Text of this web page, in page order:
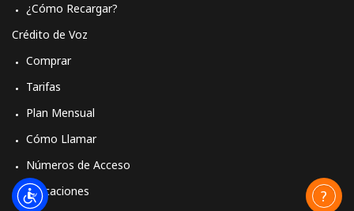
¿Cómo Recargar?
Crédito de Voz
Comprar
Tarifas
Plan Mensual
Cómo Llamar
Números de Acceso
Aplicaciones